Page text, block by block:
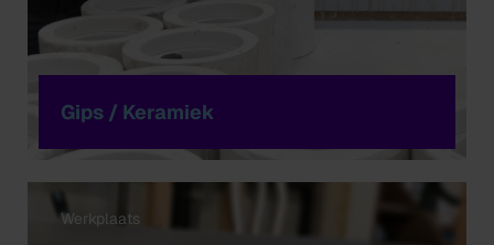
Gips / Keramiek
Werkplaats